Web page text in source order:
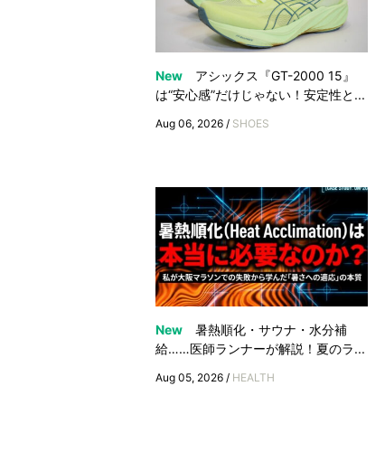
New
アシックス『GT-2000 15』
は“安心感”だけじゃない！安定性と...
Aug 06, 2026 / SHOES
New
暑熱順化・サウナ・水分補
給……医師ランナーが解説！夏のラ...
Aug 05, 2026 / HEALTH